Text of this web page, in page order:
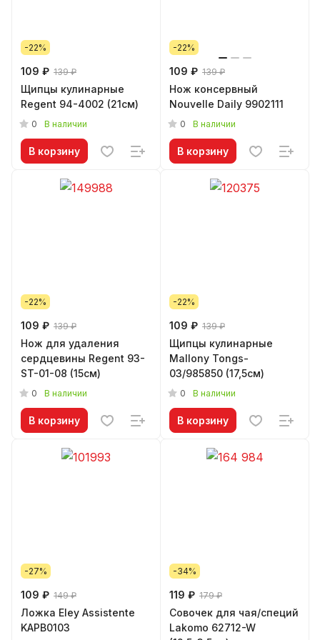
-22%
109 ₽ 139 ₽
Щипцы кулинарные
Regent 94-4002 (21см)
0 В наличии
В корзину
-22%
109 ₽ 139 ₽
Нож консервный
Nouvelle Daily 9902111
0 В наличии
В корзину
-22%
109 ₽ 139 ₽
Нож для удаления
сердцевины Regent 93-
ST-01-08 (15см)
0 В наличии
В корзину
-22%
109 ₽ 139 ₽
Щипцы кулинарные
Mallony Tongs-
03/985850 (17,5см)
0 В наличии
В корзину
-27%
109 ₽ 149 ₽
Ложка Eley Assistente
KAPB0103
-34%
119 ₽ 179 ₽
Совочек для чая/специй
Lakomo 62712-W